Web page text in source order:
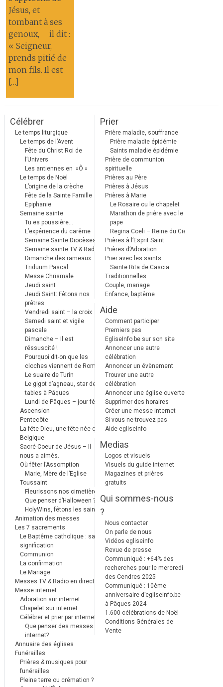
Jésus, et
tombant à ses
genoux, il dit :
« Seigneur,
prends pitié de
mon fils. Il est
[…]
Célébrer
Le temps liturgique
Le temps de l’Avent
Fête du Christ Roi de
l’Univers
Les antiennes en »Ô »
Le temps de Noël
L’origine de la crèche
Fête de la Sainte Famille
Epiphanie
Semaine sainte
Tu es poussière…
L’expérience du carême
Semaine Sainte Diocèses
Semaine sainte TV & Radio
Dimanche des rameaux
Triduum Pascal
Messe Chrismale
Jeudi saint
Jeudi Saint: Fêtons nos
prêtres
Vendredi saint – la croix
Samedi saint et vigile
pascale
Dimanche – Il est
réssuscité !
Pourquoi dit-on que les
cloches viennent de Rome ?
Le suaire de Turin
Le gigot d’agneau, star des
tables à Pâques
Lundi de Pâques – jour férié
Ascension
Pentecôte
La fête Dieu, une fête née en
Belgique
Sacré-Coeur de Jésus – Il
nous a aimés.
Où fêter l’Assomption
Marie, Mère de l’Eglise
Toussaint
Fleurissons nos cimetières
Que penser d’Halloween ?
HolyWins, fêtons les saints !
Animation des messes
Les 7 sacrements
Le Baptême catholique : sa
signification
Communion
La confirmation
Le Mariage
Messes TV & Radio en direct
Messe internet
Adoration sur internet
Chapelet sur internet
Célébrer et prier par internet
Que penser des messes
internet?
Annuaire des églises
Funérailles
Prières & musiques pour
funérailles
Pleine terre ou crémation ?
Prier
Prière maladie, souffrance
Prière maladie épidémie
Saints maladie épidémie
Prière de communion
spirituelle
Prières au Père
Prières à Jésus
Prières à Marie
Le Rosaire ou le chapelet
Marathon de prière avec le
pape
Regina Coeli – Reine du Ciel
Prières à l’Esprit Saint
Prières d’Adoration
Prier avec les saints
Sainte Rita de Cascia
Traditionnelles
Couple, mariage
Enfance, baptême
Aide
Comment participer
Premiers pas
EgliseInfo.be sur son site
Annoncer une autre
célébration
Annoncer un évènement
Trouver une autre
célébration
Annoncer une église ouverte
Supprimer des horaires
Créer une messe internet
Si vous ne trouvez pas
Aide egliseinfo
Medias
Logos et visuels
Visuels du guide internet
Magazines et prières
gratuits
Qui sommes-nous
?
Nous contacter
On parle de nous
Vidéos egliseinfo
Revue de presse
Communiqué : +64% des
recherches pour le mercredi
des Cendres 2025
Communiqué : 10ème
anniversaire d’egliseinfo.be
à Pâques 2024
1.600 célébrations de Noël
Conditions Générales de
Vente